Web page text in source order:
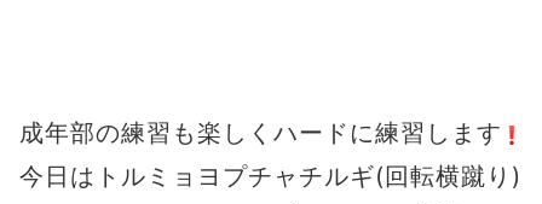
成年部の練習も楽しくハードに練習します
今日はトルミョヨプチャチルギ(回転横蹴り)